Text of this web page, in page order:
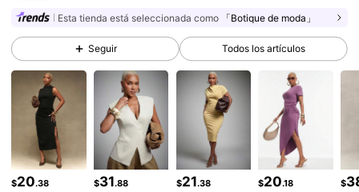
4.81 232K Seguidores
4.81 232K Seguidores
4.81 232K Seguidores
232K Seguidores
232K Seguidores
Esta tienda está seleccionada como 「Botique de moda」
Seguir Todos los artículos
$20.38 $31.88 $21.38 $20.18 $